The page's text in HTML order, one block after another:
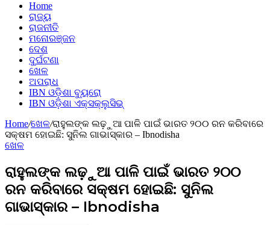
Home
ରାଜ୍ୟ
ରାଜନୀତି
ମନୋରଞ୍ଜନ
ଦେଶ
ଦୁର୍ଘଟଣା
ଖେଳ
ଅପରାଧ
IBN ଓଡ଼ିଶା ବ୍ୟୁରୋ
IBN ଓଡ଼ିଶା ଏକ୍ସକ୍ଲୁସିଭ୍
Home/ଖେଳ/ରାହୁଲଙ୍କ ଲଢ଼ୁଆ ପାଳି ପାଇଁ ଭାରତ ୨୦୦ ରନ କରିବାରେ
ସକ୍ଷମ ହୋଇଛି: ସୁନିଲ ଗାଭାସ୍କାର – Ibnodisha
ଖେଳ
ରାହୁଲଙ୍କ ଲଢ଼ୁଆ ପାଳି ପାଇଁ ଭାରତ ୨୦୦
ରନ କରିବାରେ ସକ୍ଷମ ହୋଇଛି: ସୁନିଲ
ଗାଭାସ୍କାର – Ibnodisha